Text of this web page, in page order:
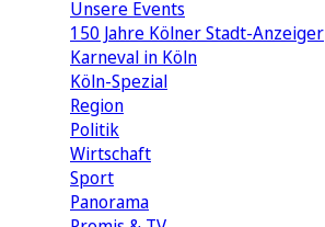
Unsere Events
150 Jahre Kölner Stadt-Anzeiger
Karneval in Köln
Köln-Spezial
Region
Politik
Wirtschaft
Sport
Panorama